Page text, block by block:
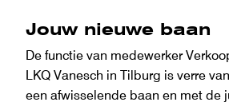
Jouw nieuwe baan
De functie van medewerker
LKQ Vanesch in Tilburg is verre
een afwisselende baan en met de